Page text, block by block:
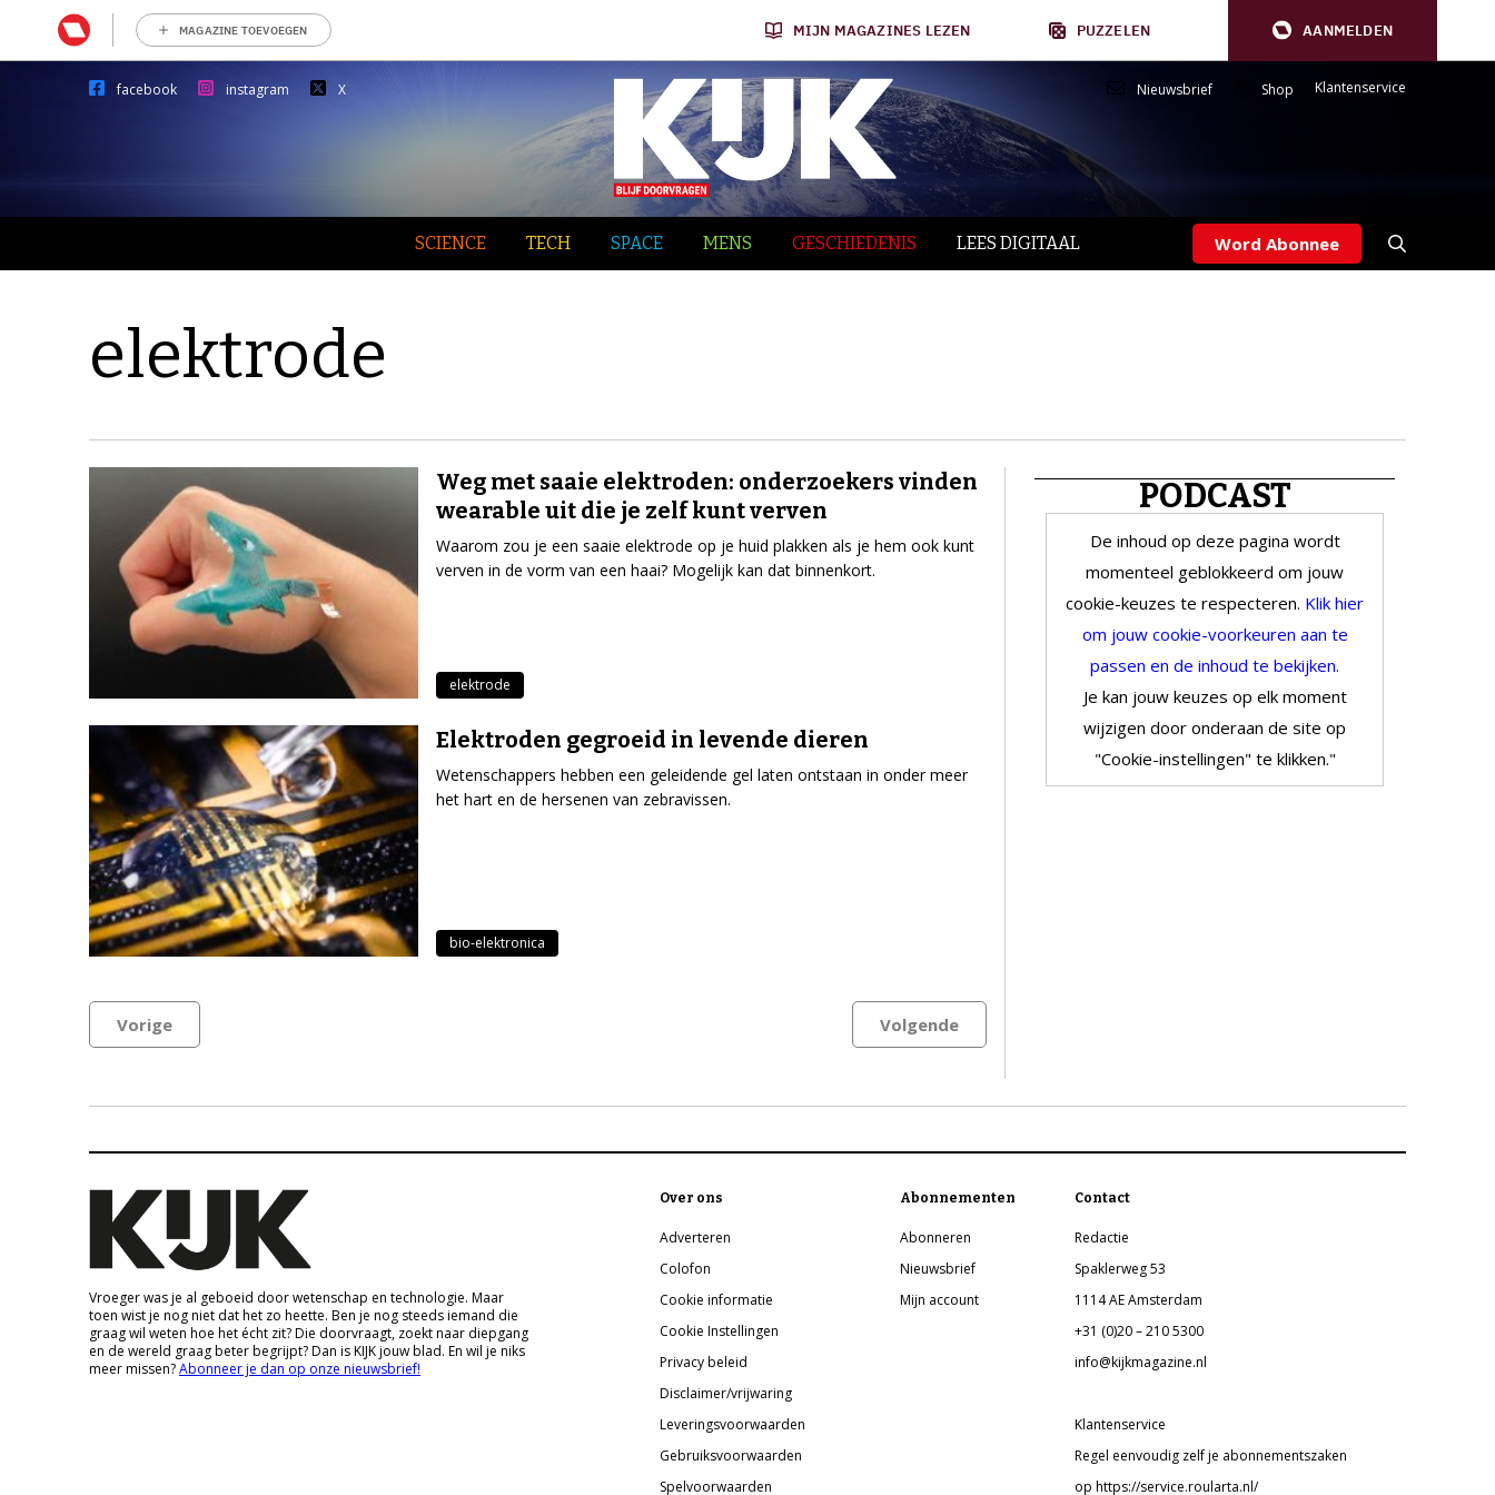
MAGAZINE TOEVOEGEN MIJN MAGAZINES LEZEN PUZZELEN AANMELDEN
facebook instagram X Nieuwsbrief Shop Klantenservice
SCIENCE TECH SPACE MENS GESCHIEDENIS LEES DIGITAAL Word Abonnee
elektrode
Weg met saaie elektroden: onderzoekers vinden
wearable uit die je zelf kunt verven
Waarom zou je een saaie elektrode op je huid plakken als je hem ook kunt
verven in de vorm van een haai? Mogelijk kan dat binnenkort.
elektrode
Elektroden gegroeid in levende dieren
Wetenschappers hebben een geleidende gel laten ontstaan in onder meer
het hart en de hersenen van zebravissen.
bio-elektronica
Vorige Volgende
PODCAST
De inhoud op deze pagina wordt
momenteel geblokkeerd om jouw
cookie-keuzes te respecteren. Klik hier
om jouw cookie-voorkeuren aan te
passen en de inhoud te bekijken.
Je kan jouw keuzes op elk moment
wijzigen door onderaan de site op
"Cookie-instellingen" te klikken."
Vroeger was je al geboeid door wetenschap en technologie. Maar
toen wist je nog niet dat het zo heette. Ben je nog steeds iemand die
graag wil weten hoe het écht zit? Die doorvraagt, zoekt naar diepgang
en de wereld graag beter begrijpt? Dan is KIJK jouw blad. En wil je niks
meer missen?Abonneer je dan op onze nieuwsbrief!
Over ons
Adverteren
Colofon
Cookie informatie
Cookie Instellingen
Privacy beleid
Disclaimer/vrijwaring
Leveringsvoorwaarden
Gebruiksvoorwaarden
Spelvoorwaarden
Abonnementen
Abonneren
Nieuwsbrief
Mijn account
Contact
Redactie
Spaklerweg 53
1114 AE Amsterdam
+31 (0)20 – 210 5300
info@kijkmagazine.nl
Klantenservice
Regel eenvoudig zelf je abonnementszaken
op https://service.roularta.nl/